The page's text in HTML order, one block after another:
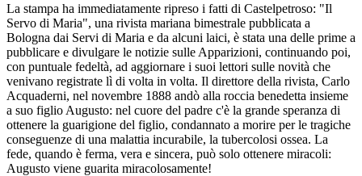
La stampa ha immediatamente ripreso i fatti di Castelpetroso: "Il
Servo di Maria", una rivista mariana bimestrale pubblicata a
Bologna dai Servi di Maria e da alcuni laici, è stata una delle prime a
pubblicare e divulgare le notizie sulle Apparizioni, continuando poi,
con puntuale fedeltà, ad aggiornare i suoi lettori sulle novità che
venivano registrate lì di volta in volta. Il direttore della rivista, Carlo
Acquaderni, nel novembre 1888 andò alla roccia benedetta insieme
a suo figlio Augusto: nel cuore del padre c'è la grande speranza di
ottenere la guarigione del figlio, condannato a morire per le tragiche
conseguenze di una malattia incurabile, la tubercolosi ossea. La
fede, quando è ferma, vera e sincera, può solo ottenere miracoli:
Augusto viene guarita miracolosamente!